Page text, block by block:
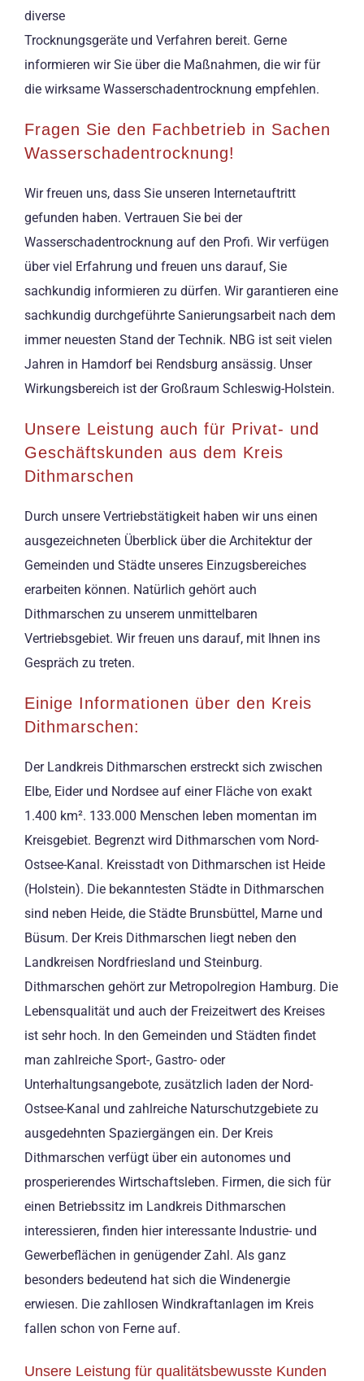
diverse
Trocknungsgeräte und Verfahren bereit. Gerne
informieren wir Sie über die Maßnahmen, die wir für
die wirksame Wasserschadentrocknung empfehlen.
Fragen Sie den Fachbetrieb in Sachen
Wasserschadentrocknung!
Wir freuen uns, dass Sie unseren Internetauftritt
gefunden haben. Vertrauen Sie bei der
Wasserschadentrocknung auf den Profi. Wir verfügen
über viel Erfahrung und freuen uns darauf, Sie
sachkundig informieren zu dürfen. Wir garantieren eine
sachkundig durchgeführte Sanierungsarbeit nach dem
immer neuesten Stand der Technik. NBG ist seit vielen
Jahren in Hamdorf bei Rendsburg ansässig. Unser
Wirkungsbereich ist der Großraum Schleswig-Holstein.
Unsere Leistung auch für Privat- und
Geschäftskunden aus dem Kreis
Dithmarschen
Durch unsere Vertriebstätigkeit haben wir uns einen
ausgezeichneten Überblick über die Architektur der
Gemeinden und Städte unseres Einzugsbereiches
erarbeiten können. Natürlich gehört auch
Dithmarschen zu unserem unmittelbaren
Vertriebsgebiet. Wir freuen uns darauf, mit Ihnen ins
Gespräch zu treten.
Einige Informationen über den Kreis
Dithmarschen:
Der Landkreis Dithmarschen erstreckt sich zwischen
Elbe, Eider und Nordsee auf einer Fläche von exakt
1.400 km². 133.000 Menschen leben momentan im
Kreisgebiet. Begrenzt wird Dithmarschen vom Nord-
Ostsee-Kanal. Kreisstadt von Dithmarschen ist Heide
(Holstein). Die bekanntesten Städte in Dithmarschen
sind neben Heide, die Städte Brunsbüttel, Marne und
Büsum. Der Kreis Dithmarschen liegt neben den
Landkreisen Nordfriesland und Steinburg.
Dithmarschen gehört zur Metropolregion Hamburg. Die
Lebensqualität und auch der Freizeitwert des Kreises
ist sehr hoch. In den Gemeinden und Städten findet
man zahlreiche Sport-, Gastro- oder
Unterhaltungsangebote, zusätzlich laden der Nord-
Ostsee-Kanal und zahlreiche Naturschutzgebiete zu
ausgedehnten Spaziergängen ein. Der Kreis
Dithmarschen verfügt über ein autonomes und
prosperierendes Wirtschaftsleben. Firmen, die sich für
einen Betriebssitz im Landkreis Dithmarschen
interessieren, finden hier interessante Industrie- und
Gewerbeflächen in genügender Zahl. Als ganz
besonders bedeutend hat sich die Windenergie
erwiesen. Die zahllosen Windkraftanlagen im Kreis
fallen schon von Ferne auf.
Unsere Leistung für qualitätsbewusste Kunden